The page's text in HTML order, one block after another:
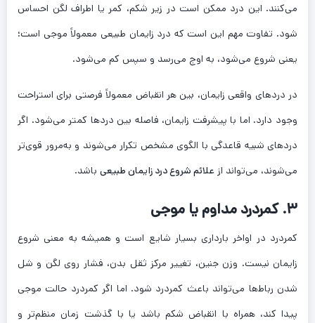
می‌کنند. این درد ممکن است در زیر شکم، کمر یا اطراف لگن احساس
شود. تفاوت مهم این است که درد زایمان طبیعی معمولاً موجی است؛
یعنی شروع می‌شود، به اوج می‌رسد و سپس کم می‌شود.
در دردهای واقعی زایمان، بین هر انقباض معمولاً فرصتی برای استراحت
وجود دارد. اما با پیشرفت زایمان، فاصله بین دردها کمتر می‌شود. اگر
دردهای شبیه قاعدگی با الگوی مشخص تکرار می‌شوند و به‌مرور قوی‌تر
می‌شوند، می‌تواند از علائم شروع درد زایمان طبیعی باشد.
۳. کمردرد مداوم یا موجی
کمردرد در اواخر بارداری بسیار شایع است و همیشه به معنی شروع
زایمان نیست. وزن جنین، تغییر مرکز ثقل بدن، فشار روی لگن و شل
شدن رباط‌ها می‌تواند باعث کمردرد شود. اما اگر کمردرد حالت موجی
پیدا کند، همراه با انقباض شکم باشد یا با گذشت زمان منظم‌تر و